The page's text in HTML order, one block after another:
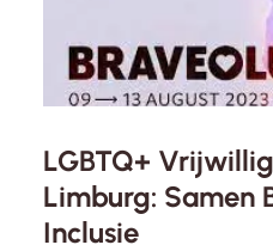
LGBTQ+
Limburg: Samen
Inclusie